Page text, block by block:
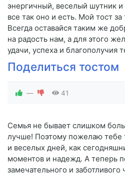
энергичный, веселый шутник и
все так оно и есть. Мой тост
Всегда оставайся таким же
на радость нам, а для этого
удачи, успеха и благополучия
Поделиться тостом
— 41
Семья не бывает слишком
лучше! Поэтому пожелаю тебе
и веселых дней, как
моментов и надежд. А теперь
замечательного и